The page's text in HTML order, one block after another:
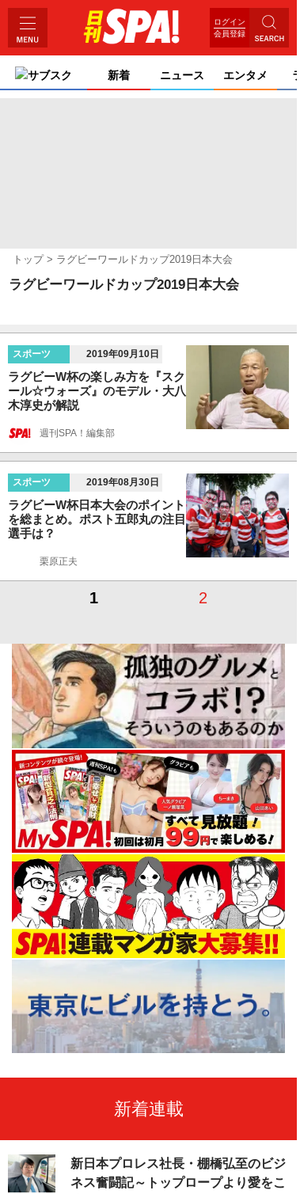
ログイン
会員登録
サブスク 新着 ニュース エンタメ
トップ ラグビーワールドカップ2019日本大会
ラグビーワールドカップ2019日本大会
スポーツ 2019年09月10日
ラグビーW杯の楽しみ方を『スク
ール☆ウォーズ』のモデル・大八
木淳史が解説
週刊SPA！編集部
スポーツ 2019年08月30日
ラグビーW杯日本大会のポイント
を総まとめ。ポスト五郎丸の注目
選手は？
栗原正夫
1 2
新着連載
新日本プロレス社長・棚橋弘至のビジ
ネス奮闘記～トップロープより愛をこ